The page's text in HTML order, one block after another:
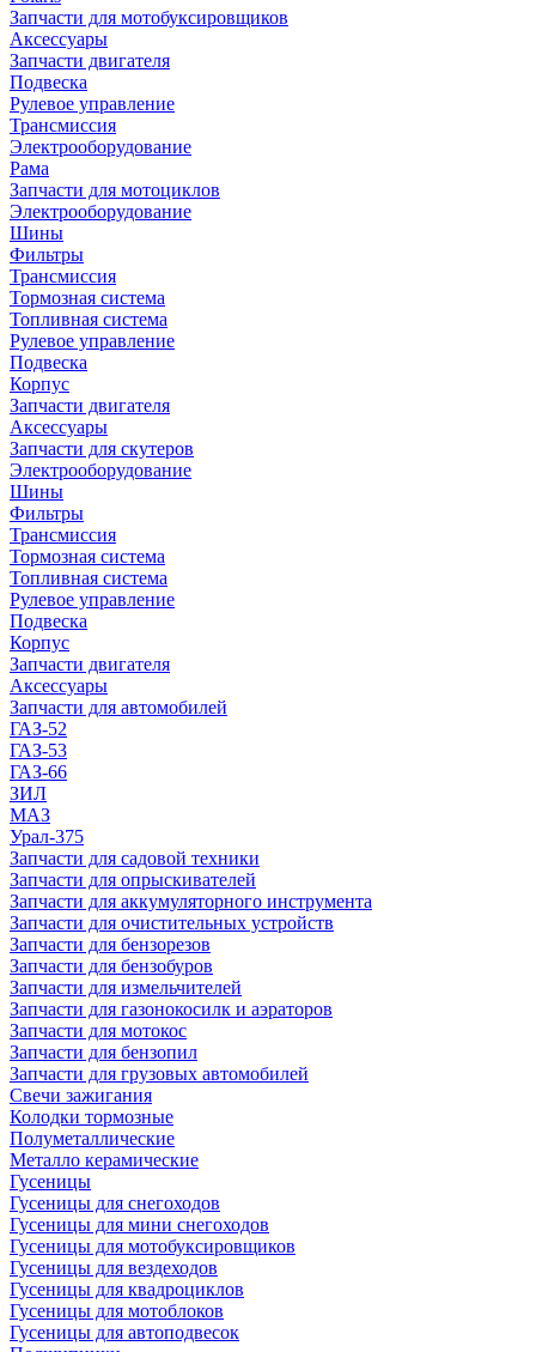
Запчасти для мотобуксировщиков
Аксессуары
Запчасти двигателя
Подвеска
Рулевое управление
Трансмиссия
Электрооборудование
Рама
Запчасти для мотоциклов
Электрооборудование
Шины
Фильтры
Трансмиссия
Тормозная система
Топливная система
Рулевое управление
Подвеска
Корпус
Запчасти двигателя
Аксессуары
Запчасти для скутеров
Электрооборудование
Шины
Фильтры
Трансмиссия
Тормозная система
Топливная система
Рулевое управление
Подвеска
Корпус
Запчасти двигателя
Аксессуары
Запчасти для автомобилей
ГАЗ-52
ГАЗ-53
ГАЗ-66
ЗИЛ
МАЗ
Урал-375
Запчасти для садовой техники
Запчасти для опрыскивателей
Запчасти для аккумуляторного инструмента
Запчасти для очистительных устройств
Запчасти для бензорезов
Запчасти для бензобуров
Запчасти для измельчителей
Запчасти для газонокосилк и аэраторов
Запчасти для мотокос
Запчасти для бензопил
Запчасти для грузовых автомобилей
Свечи зажигания
Колодки тормозные
Полуметаллические
Металло керамические
Гусеницы
Гусеницы для снегоходов
Гусеницы для мини снегоходов
Гусеницы для мотобуксировщиков
Гусеницы для вездеходов
Гусеницы для квадроциклов
Гусеницы для мотоблоков
Гусеницы для автоподвесок